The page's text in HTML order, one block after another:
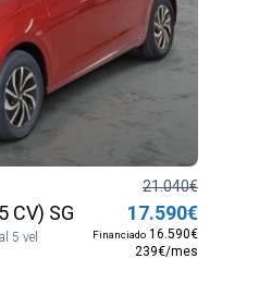
SG5
5 vel
21.040€
17.590€
Financiado16.590€
239€/mes